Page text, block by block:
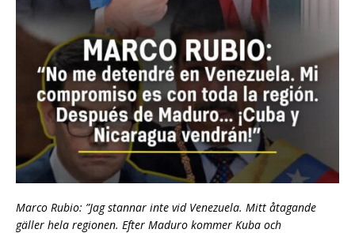
Marco Rubio: ”Jag stannar inte vid Venezuela. Mitt åtagande
gäller hela regionen. Efter Maduro kommer Kuba och